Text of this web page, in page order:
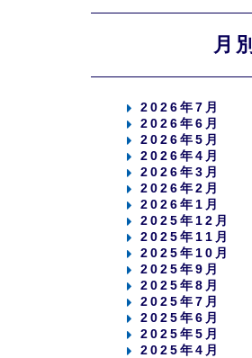
月別
2026年7月
2026年6月
2026年5月
2026年4月
2026年3月
2026年2月
2026年1月
2025年12月
2025年11月
2025年10月
2025年9月
2025年8月
2025年7月
2025年6月
2025年5月
2025年4月